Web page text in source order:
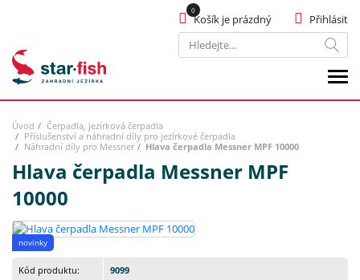
Hledat
Přihlásit
Košík je prázdný
Úvod
Čerpadla, jezírková čerpadla
Příslušenství a náhradní díly pro jezírkové čerpadla
Náhradní díly pro Messner
Hlava čerpadla Messner MPF 10000
Hlava čerpadla Messner MPF
10000
novinky
Kód produktu: 9099